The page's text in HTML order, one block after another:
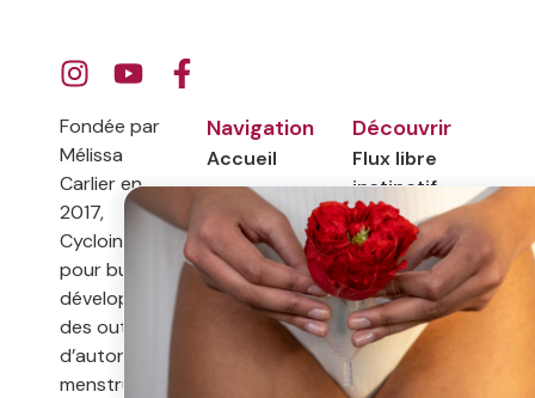
Fondée par
Mélissa
Carlier en
2017,
Cyclointima a
pour but de
développer
des outils
d’autonomie
menstruelle
Navigation
Accueil
A propos
Contact
Découvrir
Flux libre
instinctif
Symptothermie
Livres
Documentaire